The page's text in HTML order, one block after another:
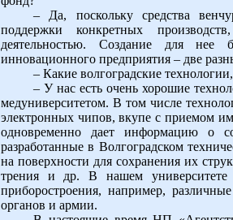
– Да, поскольку средства
поддержки конкретных
деятельностью. Создание для нее
инновационного предприятия – две
– Какие волгоградские
– У нас есть очень хорошие
медуниверситетом. В том числе
электронных чипов, вкупе с приемом
одновременно дает информацию о
разработанные в Волгоградском
на поверхности для сохранения их
трения и др. В нашем университете
приборостроения, например,
органов и армии.